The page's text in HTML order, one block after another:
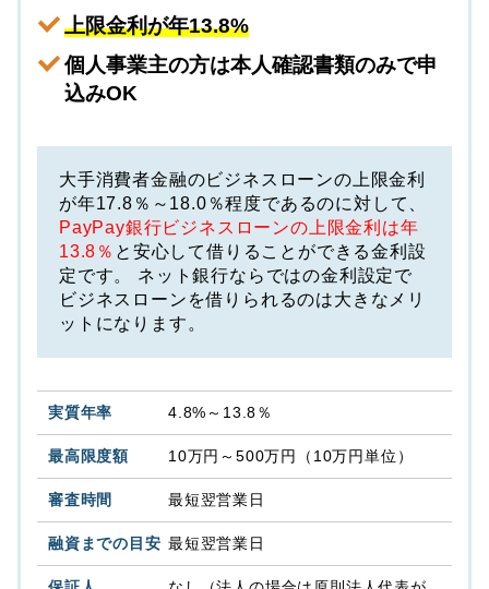
上限金利が年13.8%
個人事業主の方は本人確認書類のみで申
込みOK
大手消費者金融のビジネスローンの上限金利
が年17.8％～18.0％程度であるのに対して、
PayPay銀行ビジネスローンの上限金利は年
13.8％ と安心して借りることができる金利設
定です。 ネット銀行ならではの金利設定で
ビジネスローンを借りられるのは大きなメリ
ットになります。
4.8%～13.8％
10万円～500万円（10万円単位）
最短翌営業日
最短翌営業日